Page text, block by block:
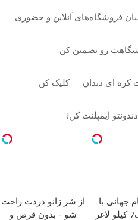
رو تضمین کن
کره ای دندان کلیک کن
جهانی با
پودر جلبک7 کیلو لاغر
از شر زانو دردت راحت
شو - بدون قرص و